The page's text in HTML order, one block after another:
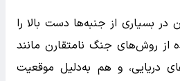
در بسیاری از جنبه‌ها دست بالا را
از روش‌های جنگ نامتقارن مانند
دریایی، و هم به‌دلیل موقعیت